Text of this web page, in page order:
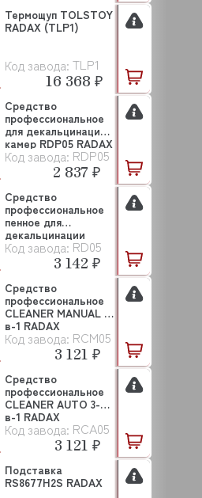
Код завода: TLP1
Термощуп TOLSTOY
RADAX (TLP1)
16 368 ₽
Код завода: RDP05
Средство
профессиональное
для декальцинации
камер RDP05 RADAX
2 837 ₽
Код завода: RD05
Средство
профессиональное
пенное для
декальцинации
камер RD05 RAD...
3 142 ₽
Код завода: RCM05
Средство
профессиональное
CLEANER MANUAL 3-
в-1 RADAX
3 121 ₽
Код завода: RCA05
Средство
профессиональное
CLEANER AUTO 3-
в-1 RADAX
3 121 ₽
Подставка
RS8677H2S RADAX